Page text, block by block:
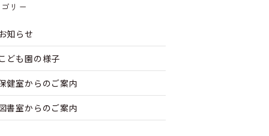
リー
知らせ
ども園の様子
健室からのご案内
書室からのご案内